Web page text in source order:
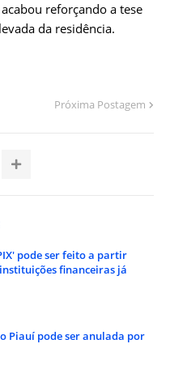
reforçando a tese
da residência.
Próxima Postagem
pode ser feito a partir
financeiras já
Piauí pode ser anulada por